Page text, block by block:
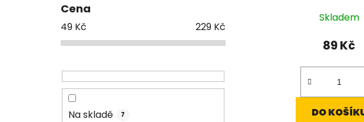
Cena
49 Kč 229 Kč
Na skladě 7
Skladem
89 Kč
DO